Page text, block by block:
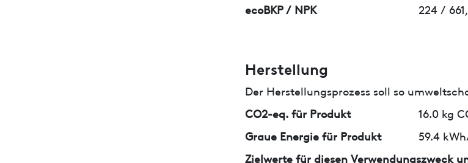
ecoBKP / NPK
224 /
Herstellung
Der Herstellungsprozess soll so
CO2-eq. für Produkt
16.0 kg
Graue Energie für Produkt
59.4
Zielwerte für diesen Verwendungszweck